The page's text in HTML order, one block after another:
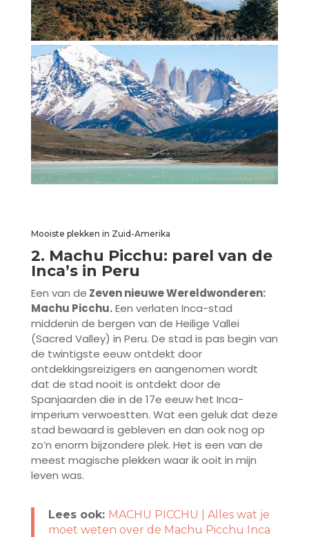
Mooiste plekken in Zuid-Amerika
2. Machu Picchu: parel van de
Inca’s in Peru
Een van de Zeven nieuwe Wereldwonderen:
Machu Picchu.Een verlaten Inca-stad
middenin de bergen van de Heilige Vallei
(Sacred Valley) in Peru. De stad is pas begin van
de twintigste eeuw ontdekt door
ontdekkingsreizigers en aangenomen wordt
dat de stad nooit is ontdekt door de
Spanjaarden die in de 17e eeuw het Inca-
imperium verwoestten. Wat een geluk dat deze
stad bewaard is gebleven en dan ook nog op
zo’n enorm bijzondere plek. Het is een van de
meest magische plekken waar ik ooit in mijn
leven was.
Lees ook: MACHU PICCHU | Alles wat je
moet weten over de Machu Picchu Inca